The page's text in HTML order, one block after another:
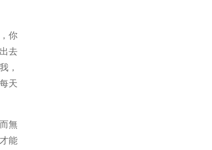
你
去
，
天
無
能